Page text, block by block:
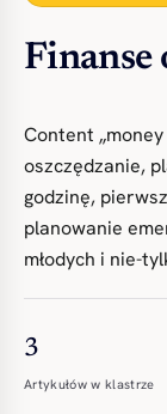
Finanse
Content
oszczędzanie,
godzinę,
planowanie
młodych i nie-
3
Artykułów w klastrze